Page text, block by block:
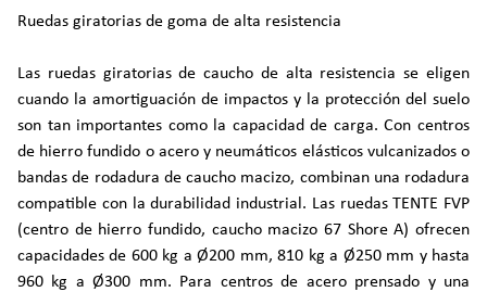
Ruedas giratorias de goma de alta resistencia
Las ruedas giratorias de caucho de alta resistencia se eligen
cuando la amortiguación de impactos y la protección del suelo
son tan importantes como la capacidad de carga. Con centros
de hierro fundido o acero y neumáticos elásticos vulcanizados o
bandas de rodadura de caucho macizo, combinan una rodadura
compatible con la durabilidad industrial. Las ruedas TENTE FVP
(centro de hierro fundido, caucho macizo 67 Shore A) ofrecen
capacidades de 600 kg a Ø200 mm, 810 kg a Ø250 mm y hasta
960 kg a Ø300 mm. Para centros de acero prensado y una